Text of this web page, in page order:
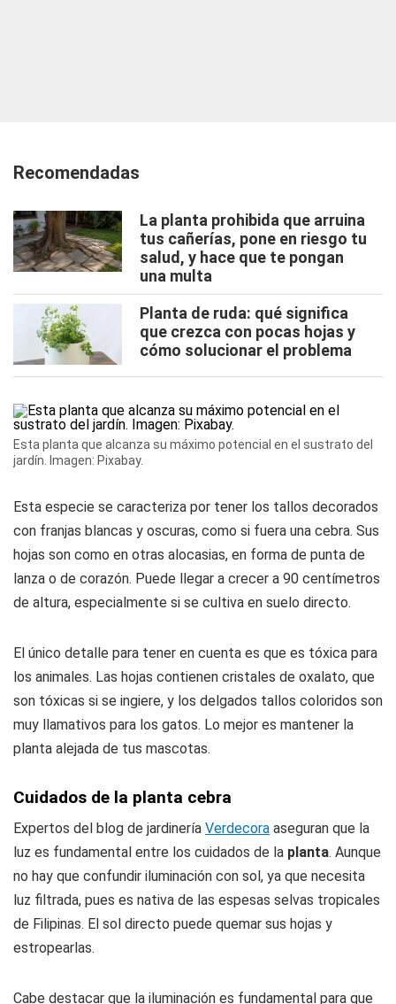
Recomendadas
La planta prohibida que arruina
tus cañerías, pone en riesgo tu
salud, y hace que te pongan
una multa
Planta de ruda: qué significa
que crezca con pocas hojas y
cómo solucionar el problema
Esta planta que alcanza su máximo potencial en el sustrato del
jardín. Imagen: Pixabay.
Esta especie se caracteriza por tener los tallos decorados
con franjas blancas y oscuras, como si fuera una cebra. Sus
hojas son como en otras alocasias, en forma de punta de
lanza o de corazón. Puede llegar a crecer a 90 centímetros
de altura, especialmente si se cultiva en suelo directo.
El único detalle para tener en cuenta es que es tóxica para
los animales. Las hojas contienen cristales de oxalato, que
son tóxicas si se ingiere, y los delgados tallos coloridos son
muy llamativos para los gatos. Lo mejor es mantener la
planta alejada de tus mascotas.
Cuidados de la planta cebra
Expertos del blog de jardinería Verdecora aseguran que la
luz es fundamental entre los cuidados de la planta. Aunque
no hay que confundir iluminación con sol, ya que necesita
luz filtrada, pues es nativa de las espesas selvas tropicales
de Filipinas. El sol directo puede quemar sus hojas y
estropearlas.
Cabe destacar que la iluminación es fundamental para que